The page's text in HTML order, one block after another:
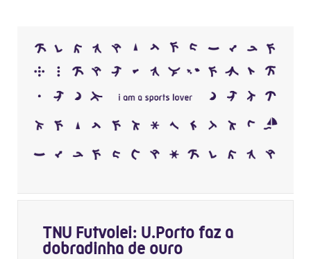
TNU Futvolei: U.Porto faz a
dobradinha de ouro